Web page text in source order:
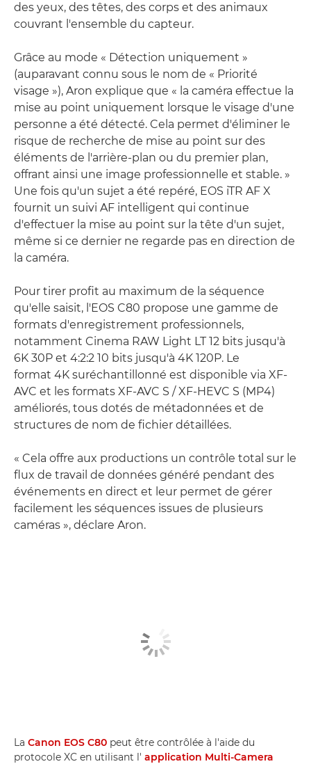
des yeux, des têtes, des corps et des animaux
couvrant l'ensemble du capteur.
Grâce au mode « Détection uniquement »
(auparavant connu sous le nom de « Priorité
visage »), Aron explique que « la caméra effectue la
mise au point uniquement lorsque le visage d'une
personne a été détecté. Cela permet d'éliminer le
risque de recherche de mise au point sur des
éléments de l'arrière-plan ou du premier plan,
offrant ainsi une image professionnelle et stable. »
Une fois qu'un sujet a été repéré, EOS iTR AF X
fournit un suivi AF intelligent qui continue
d'effectuer la mise au point sur la tête d'un sujet,
même si ce dernier ne regarde pas en direction de
la caméra.
Pour tirer profit au maximum de la séquence
qu'elle saisit, l'EOS C80 propose une gamme de
formats d'enregistrement professionnels,
notamment Cinema RAW Light LT 12 bits jusqu'à
6K 30P et 4:2:2 10 bits jusqu'à 4K 120P. Le
format 4K suréchantillonné est disponible via XF-
AVC et les formats XF-AVC S / XF-HEVC S (MP4)
améliorés, tous dotés de métadonnées et de
structures de nom de fichier détaillées.
« Cela offre aux productions un contrôle total sur le
flux de travail de données généré pendant des
événements en direct et leur permet de gérer
facilement les séquences issues de plusieurs
caméras », déclare Aron.
La Canon EOS C80 peut être contrôlée à l'aide du
protocole XC en utilisant l' application Multi-Camera